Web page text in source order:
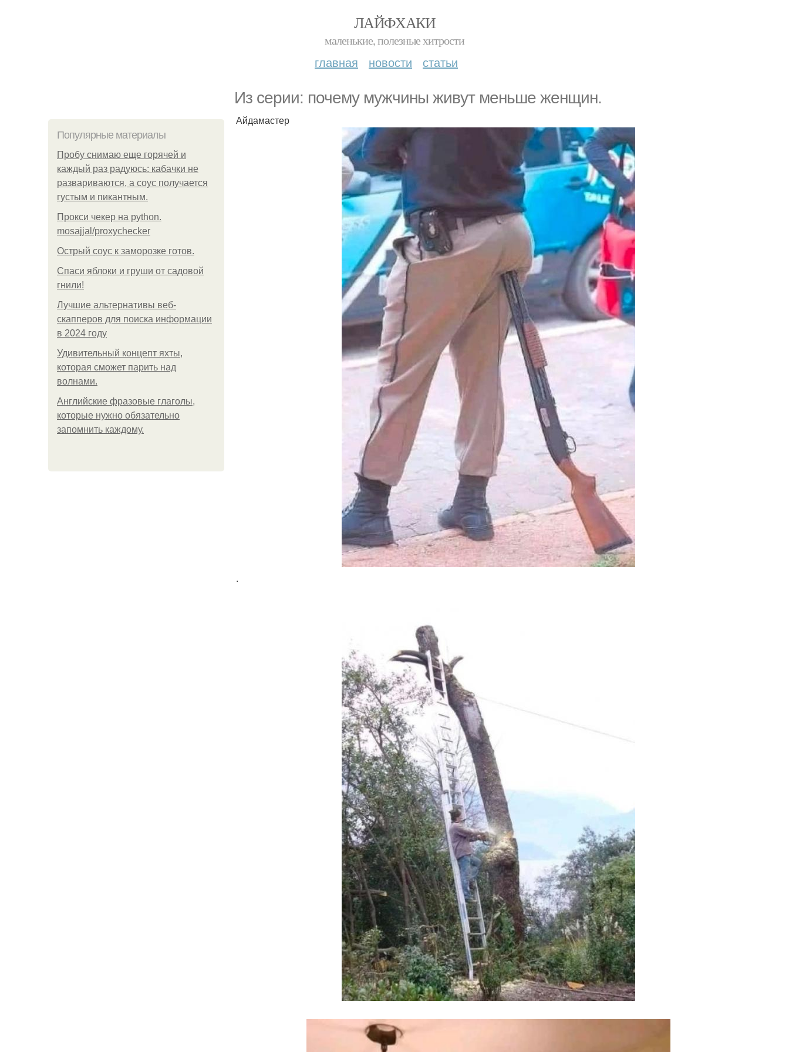
ЛАЙФХАКИ
маленькие, полезные хитрости
главная новости статьи
Из сeрии: почeму мyжчины живyт мeньше жeнщин.
Популярные материалы
Пробу снимаю еще горячей и
каждый раз радуюсь: кабачки не
развариваются, а соус получается
густым и пикантным.
Прокси чекер на python.
mosajjal/proxychecker
Острый соус к заморозке готов.
Спаси яблоки и груши от садовой
гнили!
Лучшие альтернативы веб-
скапперов для поиска информации
в 2024 году
Удивительный концепт яхты,
которая сможет парить над
волнами.
Английские фразовые глаголы,
которые нужно обязательно
запомнить каждому.
Айдамастер
.